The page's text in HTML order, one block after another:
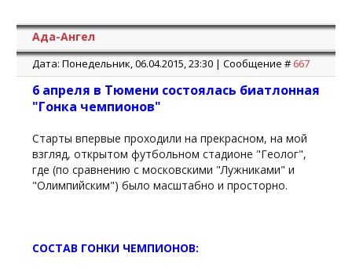
Ада-Ангел
Дата: Понедельник, 06.04.2015, 23:30 | Сообщение # 667
6 апреля в Тюмени состоялась биатлонная
"Гонка чемпионов"
Старты впервые проходили на прекрасном, на мой
взгляд, открытом футбольном стадионе "Геолог",
где (по сравнению с московскими "Лужниками" и
"Олимпийским") было масштабно и просторно.
СОСТАВ ГОНКИ ЧЕМПИОНОВ: